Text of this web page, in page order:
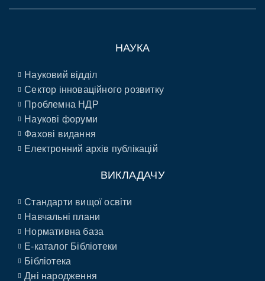
НАУКА
Науковий відділ
Сектор інноваційного розвитку
Проблемна НДР
Наукові форуми
Фахові видання
Електронний архів публікацій
ВИКЛАДАЧУ
Стандарти вищої освіти
Навчальні плани
Нормативна база
E-каталог Бібліотеки
Бібліотека
Дні народження